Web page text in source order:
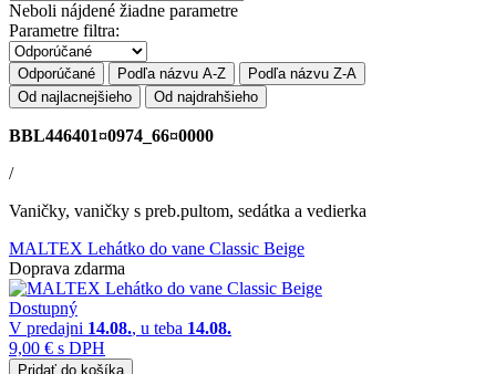
Neboli nájdené žiadne parametre
Parametre filtra:
Odporúčané Podľa názvu A-Z
Podľa názvu Z-A
Od najlacnejšieho
Od najdrahšieho
BBL446401¤0974_66¤0000
/
Vaničky, vaničky s preb.pultom, sedátka a vedierka
MALTEX Lehátko do vane Classic Beige
Doprava zdarma
Dostupný
V predajni 14.08., u teba 14.08.
9,00 € s DPH
Pridať do košíka